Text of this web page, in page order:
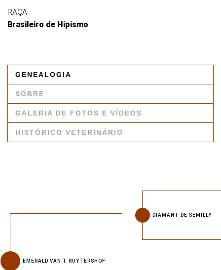
RAÇA:
Brasileiro de Hipismo
GENEALOGIA
SOBRE
GALERIA DE FOTOS E VÍDEOS
HISTÓRICO VETERINÁRIO
EMERALD VAN T RUYTERSHOF
DIAMANT DE SEMILLY